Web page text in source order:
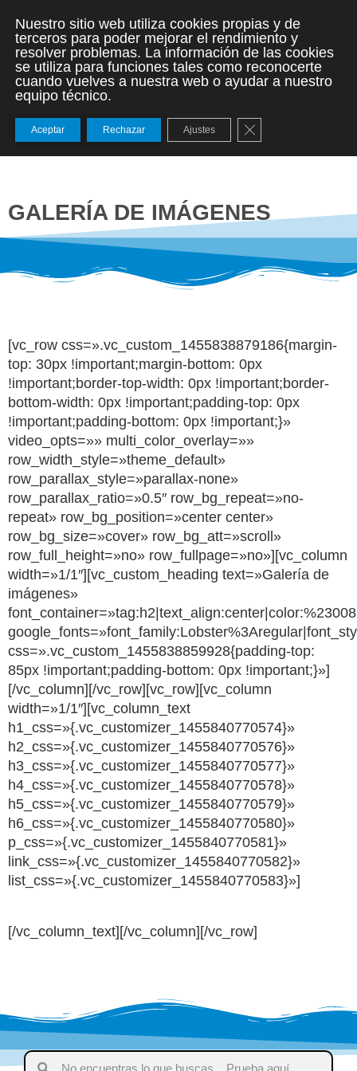
GALERÍA DE IMÁGENES
[vc_row css=».vc_custom_1455838879186{margin-
top: 30px !important;margin-bottom: 0px
!important;border-top-width: 0px !important;border-
bottom-width: 0px !important;padding-top: 0px
!important;padding-bottom: 0px !important;}»
video_opts=»» multi_color_overlay=»»
row_width_style=»theme_default»
row_parallax_style=»parallax-none»
row_parallax_ratio=»0.5″ row_bg_repeat=»no-
repeat» row_bg_position=»center center»
row_bg_size=»cover» row_bg_att=»scroll»
row_full_height=»no» row_fullpage=»no»][vc_column
width=»1/1″][vc_custom_heading text=»Galería de
imágenes»
css=».vc_custom_1455838859928{padding-top:
85px !important;padding-bottom: 0px !important;}»]
[/vc_column][/vc_row][vc_row][vc_column
width=»1/1″][vc_column_text
h1_css=»{.vc_customizer_1455840770574}»
h2_css=»{.vc_customizer_1455840770576}»
h3_css=»{.vc_customizer_1455840770577}»
h4_css=»{.vc_customizer_1455840770578}»
h5_css=»{.vc_customizer_1455840770579}»
h6_css=»{.vc_customizer_1455840770580}»
p_css=»{.vc_customizer_1455840770581}»
link_css=»{.vc_customizer_1455840770582}»
list_css=»{.vc_customizer_1455840770583}»]
[/vc_column_text][/vc_column][/vc_row]
Nuestro sitio web utiliza cookies propias y de
terceros para poder mejorar el rendimiento y
resolver problemas. La información de las cookies
se utiliza para funciones tales como reconocerte
cuando vuelves a nuestra web o ayudar a nuestro
equipo técnico.
Aceptar Rechazar Ajustes Cerrar el banner de